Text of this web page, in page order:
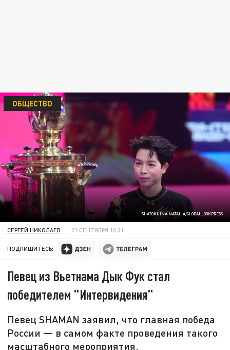
SHATOKHINA NATALIA/GLOBALLOOKPRESS
ОБЩЕСТВО
СЕРГЕЙ НИКОЛАЕВ 21 СЕНТЯБРЯ 10:31
ПОДПИШИТЕСЬ:
Певец из Вьетнама Дык Фук стал
победителем "Интервидения"
Певец SHAMAN заявил, что главная победа
России — в самом факте проведения такого
масштабного мероприятия.